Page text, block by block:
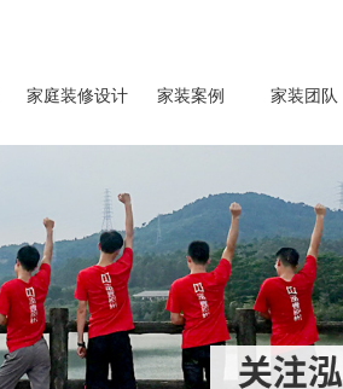
家庭装修设计 家装案例 家装团队